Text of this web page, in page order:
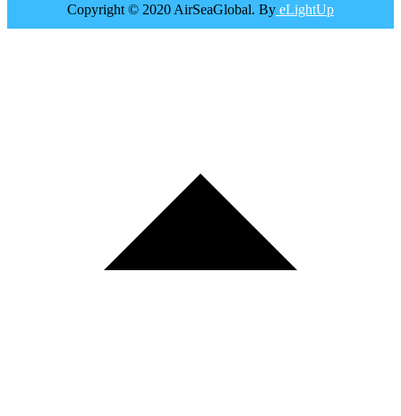
Copyright © 2020 AirSeaGlobal. By eLightUp